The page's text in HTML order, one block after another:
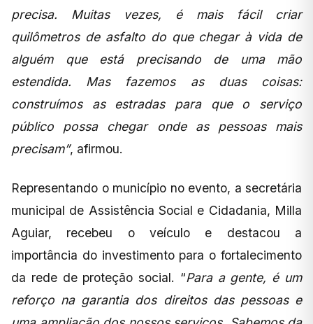
precisa. Muitas vezes, é mais fácil criar
quilômetros de asfalto do que chegar à vida de
alguém que está precisando de uma mão
estendida. Mas fazemos as duas coisas:
construímos as estradas para que o serviço
público possa chegar onde as pessoas mais
precisam”, afirmou.
Representando o município no evento, a secretária
municipal de Assistência Social e Cidadania, Milla
Aguiar, recebeu o veículo e destacou a
importância do investimento para o fortalecimento
da rede de proteção social. “Para a gente, é um
reforço na garantia dos direitos das pessoas e